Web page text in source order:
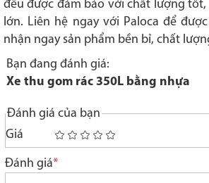
đều được đảm bảo với chất lượng
lớn. Liên hệ ngay với Paloca để
nhận ngay sản phẩm bền bỉ, chất
Bạn đang đánh giá:
Xe thu gom rác 350L bằng nhựa
Đánh giá của bạn
Giá
1
star
2
stars
3
stars
4
stars
5
stars
Đánh giá